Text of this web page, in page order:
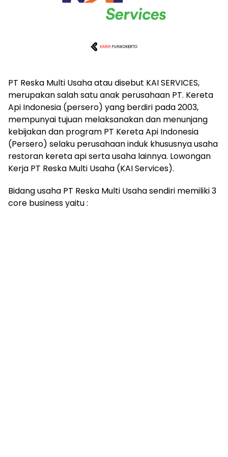
PT Reska Multi Usaha atau disebut KAI SERVICES,
merupakan salah satu anak perusahaan PT. Kereta
Api Indonesia (persero) yang berdiri pada 2003,
mempunyai tujuan melaksanakan dan menunjang
kebijakan dan program PT Kereta Api Indonesia
(Persero) selaku perusahaan induk khususnya usaha
restoran kereta api serta usaha lainnya. Lowongan
Kerja PT Reska Multi Usaha (KAI Services).
Bidang usaha PT Reska Multi Usaha sendiri memiliki 3
core business yaitu :